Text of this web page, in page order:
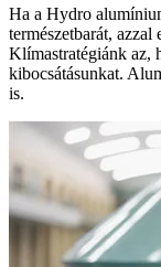
Ha a Hydro
természetbarát, azzal
Klímastratégiánk az,
kibocsátásunkat.
is.